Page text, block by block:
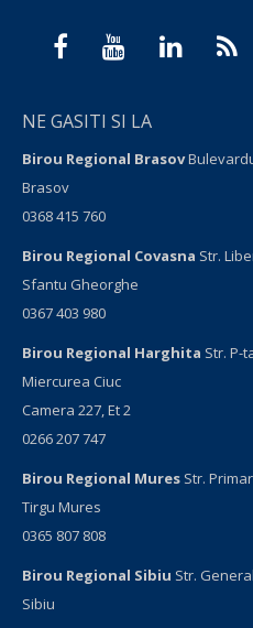
NE GASITI SI LA
Birou Regional Brasov
Brasov
0368 415 760
Birou Regional Covasna Str.
Sfantu Gheorghe
0367 403 980
Birou Regional Harghita Str. P-
Miercurea Ciuc
Camera 227, Et 2
0266 207 747
Birou Regional Mures Str.
Tirgu Mures
0365 807 808
Birou Regional Sibiu Str.
Sibiu